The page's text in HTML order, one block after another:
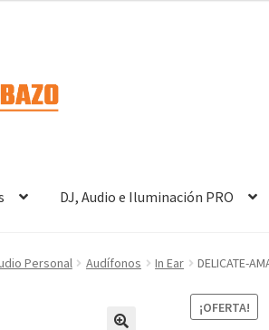
DJ, Audio e Iluminación PRO
Personal Audífonos In Ear DELICATE-
¡OFERTA!